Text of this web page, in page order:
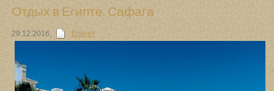
Отдых в Египте. Сафага
29.12.2016, Египет